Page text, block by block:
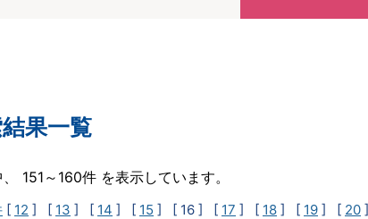
果一覧
151～160件 を表示しています。
[ 12 ] [ 13 ] [ 14 ] [ 15 ] [ 16 ] [ 17 ] [ 18 ] [ 19 ] [ 20